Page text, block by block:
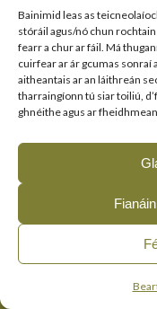
Bainimid leas as
stóráil agus/nó chun
fearr a chur ar fáil. Má
cuirfear ar ár gcumas sonraí
aitheantais ar an láithreán
tharraingíonn tú siar toiliú,
ghnéithe agus ar
An Roinn
An tSeirbhís
© 2026, The
Cookie